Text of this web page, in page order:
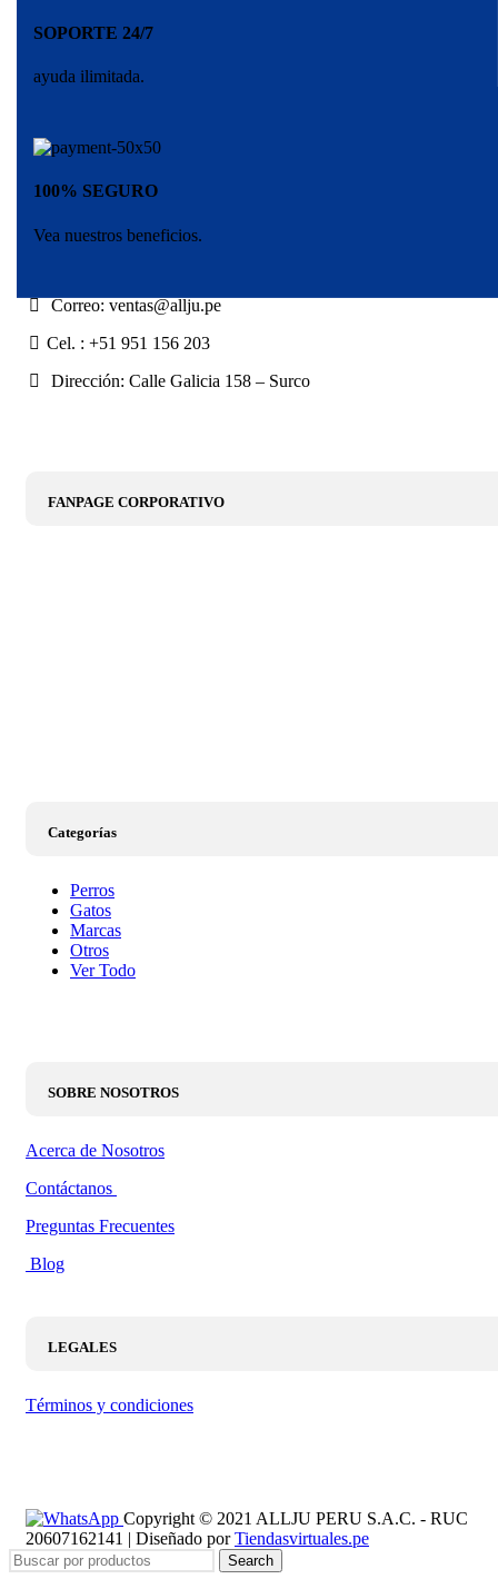
SOPORTE 24/7
ayuda ilimitada.
100% SEGURO
Vea nuestros beneficios.
Correo: ventas@allju.pe
Cel. : +51 951 156 203
Dirección: Calle Galicia 158 – Surco
FANPAGE CORPORATIVO
Categorías
Perros
Gatos
Marcas
Otros
Ver Todo
SOBRE NOSOTROS
Acerca de Nosotros
Contáctanos
Preguntas Frecuentes
Blog
LEGALES
Términos y condiciones
Copyright © 2021 ALLJU PERU S.A.C. - RUC
20607162141 | Diseñado porTiendasvirtuales.pe
Search